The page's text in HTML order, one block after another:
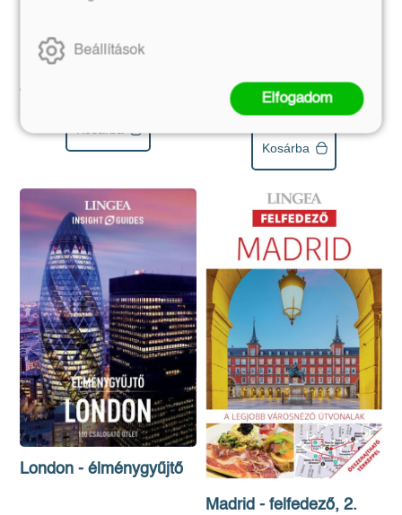
4 990 Ft Eredeti ár:
4 990 Ft
Online ár:
4 192 Ft
Kosárba
London - élménygyűjtő
Madrid - felfedező, 2.
Beállítások
Elfogadom